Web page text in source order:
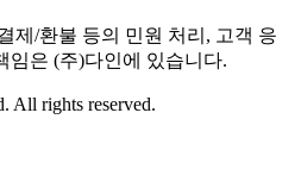
제/환불 등의 민원 처리, 고객 응
임은 (주)다인에 있습니다.
All rights reserved.